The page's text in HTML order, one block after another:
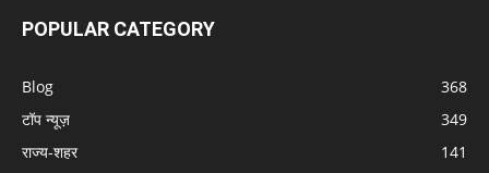
POPULAR CATEGORY
Blog
368
टॉप न्यूज़
349
राज्य-शहर
141